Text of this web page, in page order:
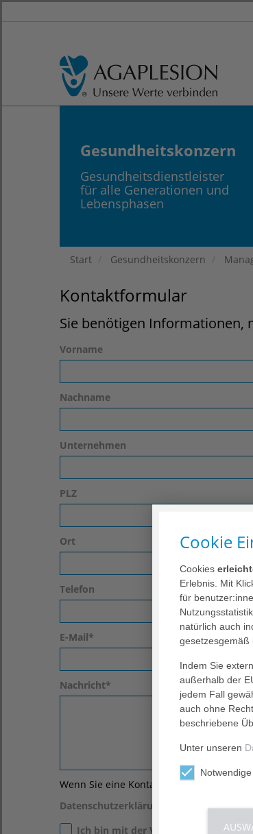
Gesundheitskonzern
Gesundheitsdienstleister
für alle Generationen und
Lebensphasen
Start Gesundheitskonzern
Kontaktformular
Sie benötigen Informationen,
Vorname
Nachname
Unternehmen
PLZ
Ort
Telefon
E-Mail*
Nachricht*
Wenn Sie eine Kontaktaufnahme
Datenschutzerklärung
Ich bin mit der Verwendung meiner
Cookie
Cookies
Erlebnis. Mit
für
natürlich auch
gesetzesgemäß
Indem Sie
außerhalb der
jedem Fall
auch ohne
beschriebene
Unter unseren